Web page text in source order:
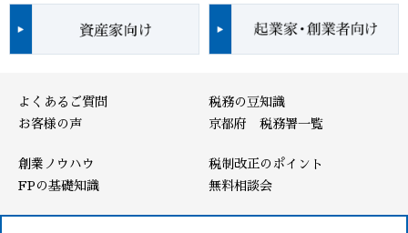
よくあるご質問
お客様の声
税務の豆知識
京都府 税務署一覧
創業ノウハウ
FPの基礎知識
税制改正のポイント
無料相談会